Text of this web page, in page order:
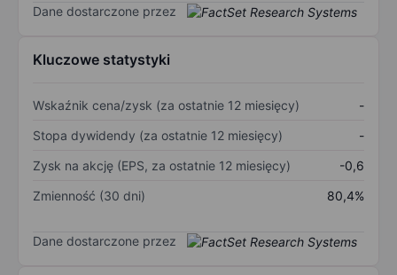
Dane dostarczone przez
Kluczowe statystyki
Wskaźnik cena/zysk (za ostatnie 12 miesięcy)
-
Stopa dywidendy (za ostatnie 12 miesięcy)
-
Zysk na akcję (EPS, za ostatnie 12 miesięcy)
-0,6
Zmienność (30 dni)
80,4%
Dane dostarczone przez